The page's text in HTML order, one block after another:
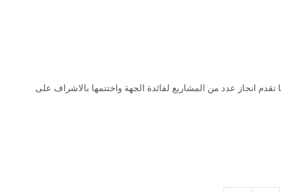
انجاز عدد من المشاريع لفائدة الجهة واختتمها بالاشراف على